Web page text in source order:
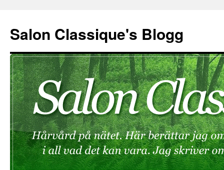
innehåll
Salon Classique's Blogg